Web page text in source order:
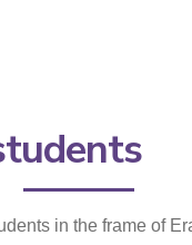
in the frame of